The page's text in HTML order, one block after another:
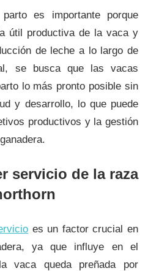
es importante porque
útil productiva de la vaca y
de leche a lo largo de
se busca que las vacas
lo más pronto posible sin
y desarrollo, lo que puede
productivos y la gestión
servicio de la raza
es un factor crucial en
ya que influye en el
vaca queda preñada por